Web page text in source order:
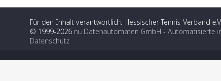
Für den Inhalt verantwortlich: Hessischer Tennis-Verband
© 1999-2026 nu Datenautomaten GmbH - Automatisierte
Datenschutz